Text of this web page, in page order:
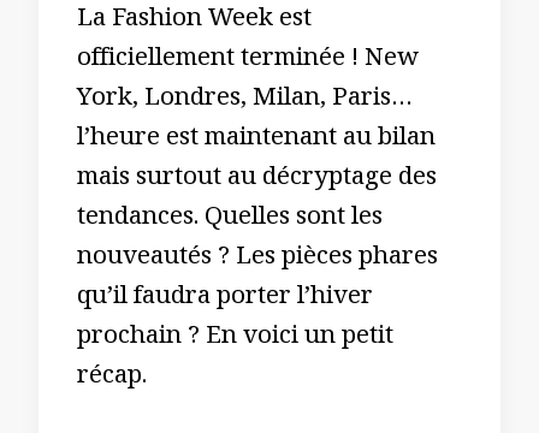
La Fashion Week est
officiellement terminée ! New
York, Londres, Milan, Paris…
l’heure est maintenant au bilan
mais surtout au décryptage des
tendances. Quelles sont les
nouveautés ? Les pièces phares
qu’il faudra porter l’hiver
prochain ? En voici un petit
récap.